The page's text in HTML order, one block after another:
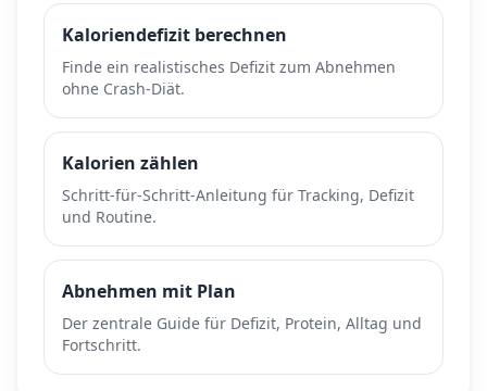
Kaloriendefizit berechnen
Finde ein realistisches Defizit zum Abnehmen
ohne Crash-Diät.
Kalorien zählen
Schritt-für-Schritt-Anleitung für Tracking, Defizit
und Routine.
Abnehmen mit Plan
Der zentrale Guide für Defizit, Protein, Alltag und
Fortschritt.